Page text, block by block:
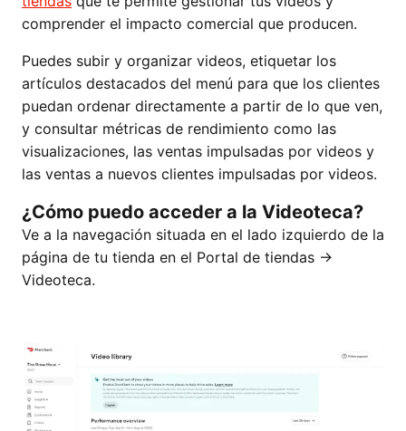
comprender el impacto comercial que producen.
Puedes subir y organizar videos, etiquetar los
artículos destacados del menú para que los clientes
puedan ordenar directamente a partir de lo que ven,
y consultar métricas de rendimiento como las
visualizaciones, las ventas impulsadas por videos y
las ventas a nuevos clientes impulsadas por videos.
¿Cómo puedo acceder a la Videoteca?
Ve a la navegación situada en el lado izquierdo de la
página de tu tienda en el Portal de tiendas →
Videoteca.